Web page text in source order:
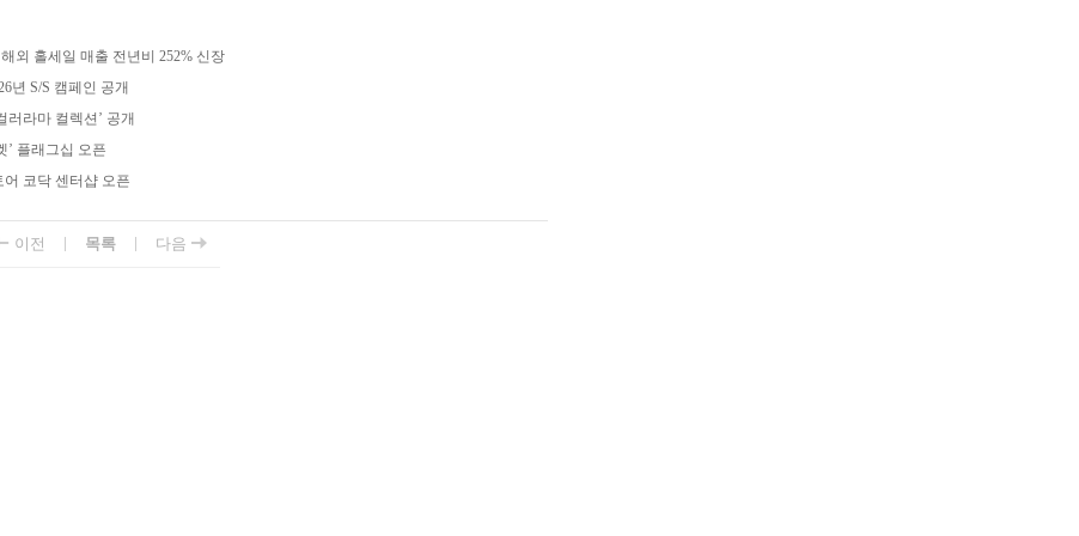
외 홀세일 매출 전년비 252% 신장
년 S/S 캠페인 공개
러라마 컬렉션’ 공개
’ 플래그십 오픈
코닥 센터샵 오픈
이전 | 목록 | 다음